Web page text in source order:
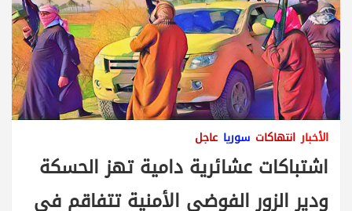
الأخبار انتهاكات سوريا عاجل
اشتباكات عشائرية دامية تهز الحسكة
ودير الزور الفوضى الأمنية تتفاقم في